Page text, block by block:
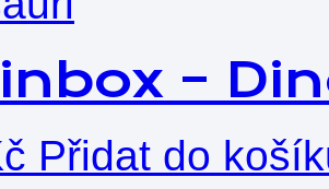
–
Přidat do